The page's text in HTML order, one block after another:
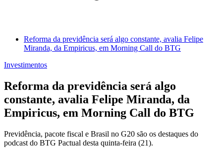
Reforma da previdência será algo constante, avalia Felipe
Miranda, da Empiricus, em Morning Call do BTG
Investimentos
Reforma da previdência será algo
constante, avalia Felipe Miranda, da
Empiricus, em Morning Call do BTG
Previdência, pacote fiscal e Brasil no G20 são os destaques do
podcast do BTG Pactual desta quinta-feira (21).